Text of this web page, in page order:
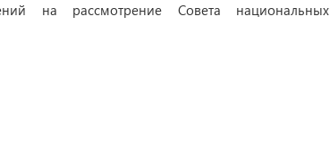
на рассмотрение Совета национальных